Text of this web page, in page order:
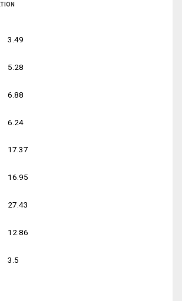
3.49
5.28
6.88
6.24
17.37
16.95
27.43
12.86
3.5